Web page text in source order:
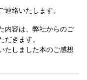
絡いたします。
内容は、弊社からのご
きます。
たしました本のご感想